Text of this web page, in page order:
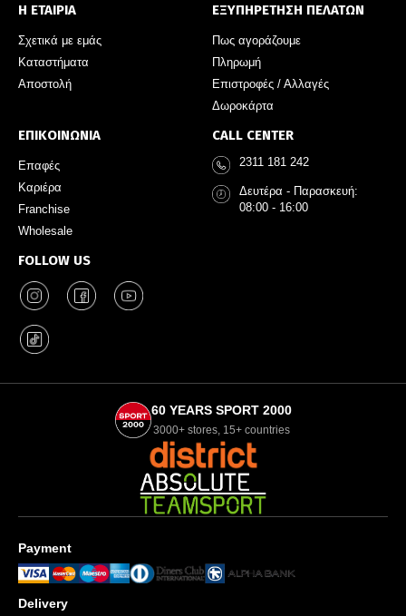
Η ΕΤΑΙΡΙΑ
Σχετικά με εμάς
Καταστήματα
Αποστολή
ΕΞΥΠΗΡΕΤΗΣΗ ΠΕΛΑΤΩΝ
Πως αγοράζουμε
Πληρωμή
Επιστροφές / Αλλαγές
Δωροκάρτα
ΕΠΙΚΟΙΝΩΝΙΑ
Επαφές
Καριέρα
Franchise
Wholesale
FOLLOW US
CALL CENTER
2311 181 242
Δευτέρα - Παρασκευή:
08:00 - 16:00
60 YEARS SPORT 2000
3000+ stores, 15+ countries
Payment
Delivery